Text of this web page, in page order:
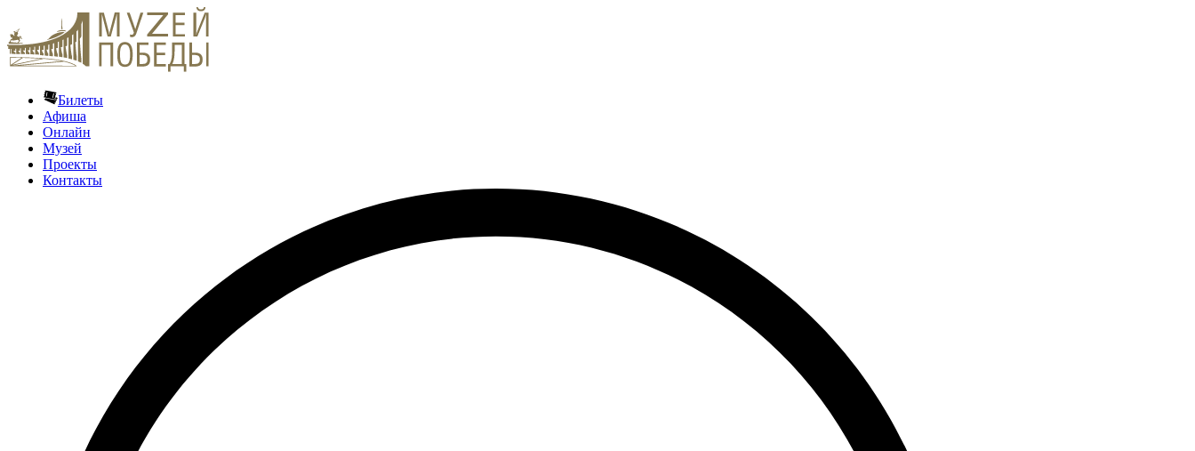
Билеты
Афиша
Онлайн
Музей
Проекты
Контакты